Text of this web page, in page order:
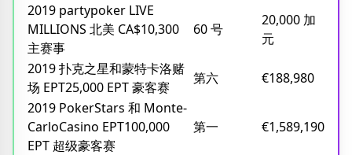
2019 partypoker LIVE
MILLIONS 北美 CA$10,300
主赛事
60 号
20,000 加
元
2019 扑克之星和蒙特卡洛赌
场 EPT25,000 EPT 豪客赛
第六
€188,980
2019 PokerStars 和 Monte-
CarloCasino EPT100,000
EPT 超级豪客赛
第一 €1,589,190